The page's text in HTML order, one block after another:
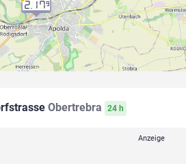
2.179
Obertrebra 24 h